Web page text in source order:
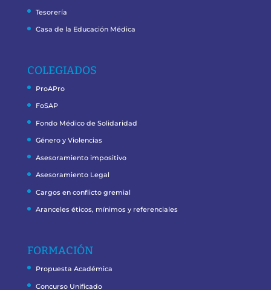
Tesorería
Casa de la Educación Médica
COLEGIADOS
ProAPro
FoSAP
Fondo Médico de Solidaridad
Género y Violencias
Asesoramiento impositivo
Asesoramiento Legal
Cargos en conflicto gremial
Aranceles éticos, mínimos y referenciales
FORMACIÓN
Propuesta Académica
Concurso Unificado